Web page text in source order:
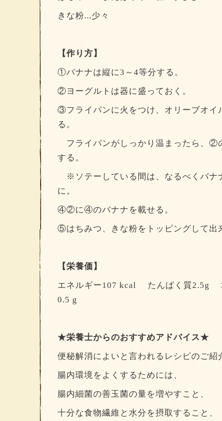
きな粉...少々
【作り方】
①バナナは縦に3～4等分する。
②ヨーグルトは器に盛っておく。
③フライパンに火をつけ、オリーブオイ
る。
フライパンがしっかり温まったら、②
する。
※ソテーしている間は、なるべくバナ
に。
④②に④のバナナを載せる。
⑤はちみつ、きな粉をトッピングして出
【栄養価】
エネルギー107 kcal たんぱく質2.5g
0.5 g
★栄養士からのおすすめアドバイス★
便秘解消によいと言われるレシピのご紹
腸内環境をよくするためには、
腸内細菌の善玉菌の量を増やすこと、
十分な食物繊維と水分を摂取すること、